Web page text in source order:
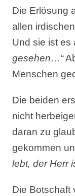
Die Erlösung
allen
Und sie ist
gesehen…“
Menschen
Die beiden
nicht
daran zu
gekommen
lebt, der Herr
Die Botschaft